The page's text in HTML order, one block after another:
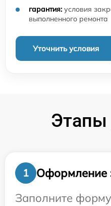
гарантия: условия
выполненного ремонта
Уточнить условия
Этапы
1
Оформление
Заполните